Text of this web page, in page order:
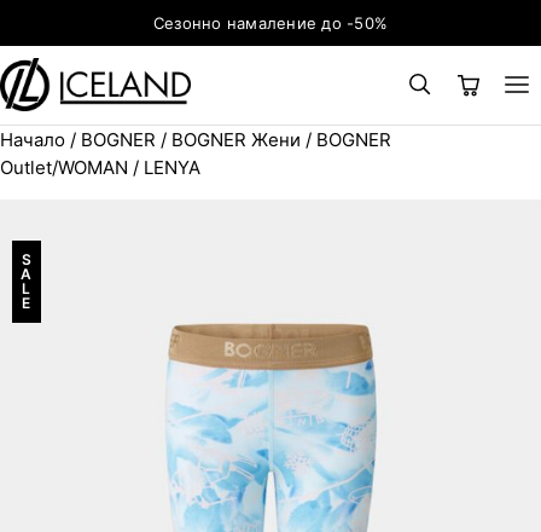
Към съдържаниетоСезонно намаление до -50%
Search for:
Начало / BOGNER / BOGNER Жени / BOGNER
Outlet/WOMAN / LENYA
S
A
L
E